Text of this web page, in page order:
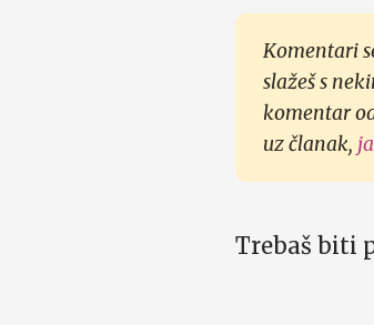
Komentari
slažeš s
komentar
uz članak,
Trebaš biti